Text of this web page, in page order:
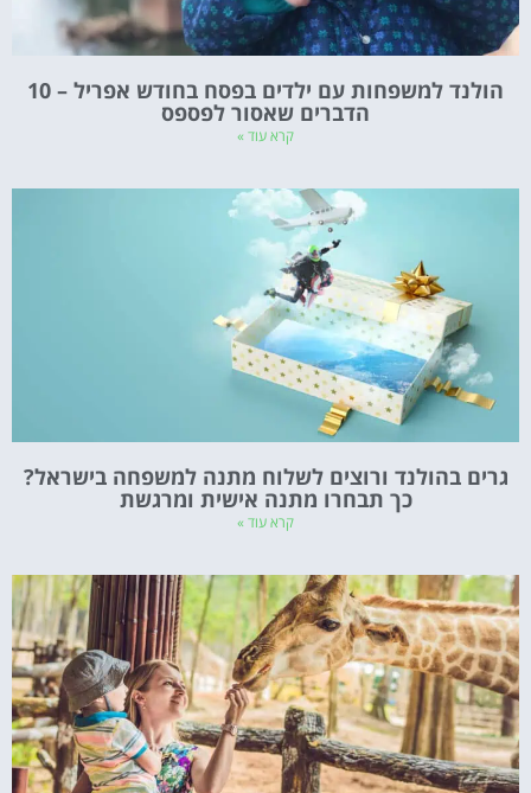
הולנד למשפחות עם ילדים בפסח בחודש אפריל – 10
הדברים שאסור לפספס
קרא עוד »
גרים בהולנד ורוצים לשלוח מתנה למשפחה בישראל?
כך תבחרו מתנה אישית ומרגשת
קרא עוד »